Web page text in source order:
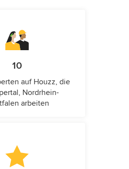
10
auf Houzz, die
Nordrhein-
arbeiten